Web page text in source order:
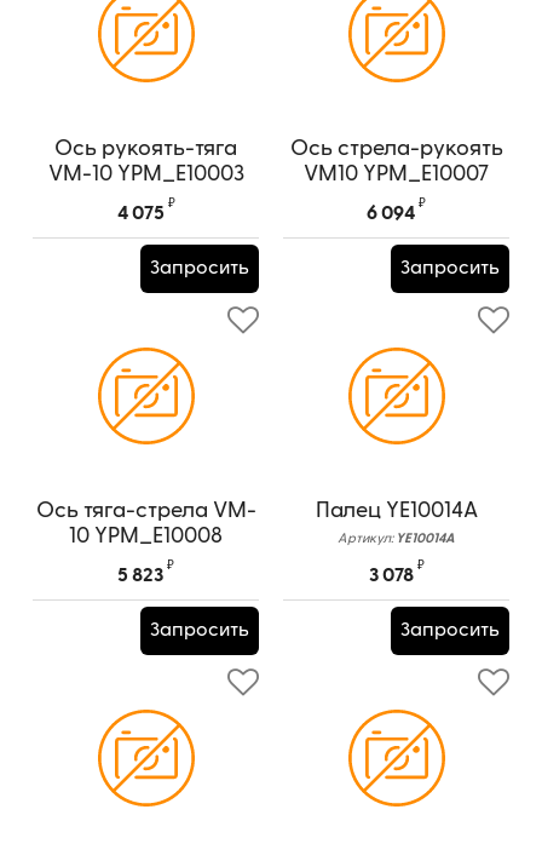
Ось рукоять-тяга
VM-10 YPM_E10003
YPM_E10003
4 075
₽
Запросить
Ось стрела-рукоять
VM10 YPM_E10007
YPM_E10007
6 094
₽
Запросить
Ось тяга-стрела VM-
10 YPM_E10008
YPM_E10008
5 823
₽
Запросить
Палец YE10014А
Артикул: YE10014А
3 078
₽
Запросить